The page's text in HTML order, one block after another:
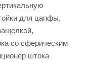
для цапфы,
со сферическим
штока